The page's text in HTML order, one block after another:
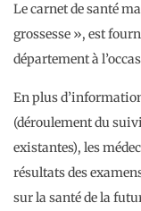
Le carnet de santé
grossesse », est
département à
En plus
(déroulement du
existantes), les
résultats des
sur la santé de la